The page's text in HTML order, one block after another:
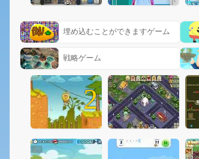
埋め込むことができますゲーム
戦略ゲーム
2